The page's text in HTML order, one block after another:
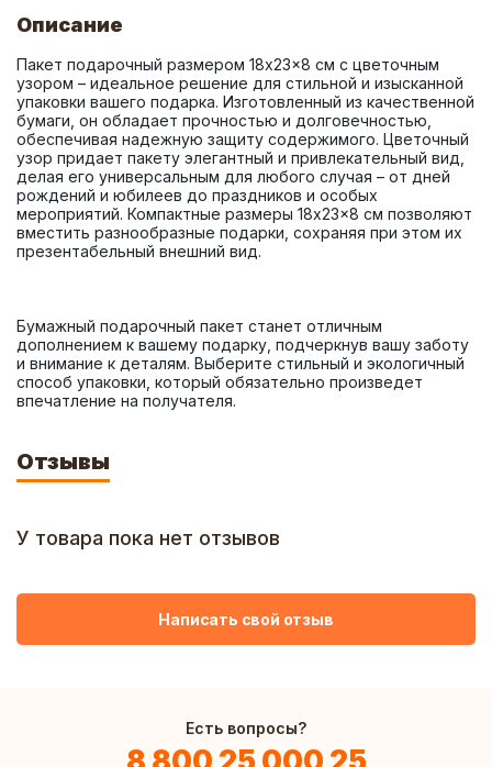
Описание
Пакет подарочный размером 18x23x8 см с цветочным
узором – идеальное решение для стильной и изысканной
упаковки вашего подарка. Изготовленный из качественной
бумаги, он обладает прочностью и долговечностью,
обеспечивая надежную защиту содержимого. Цветочный
узор придает пакету элегантный и привлекательный вид,
делая его универсальным для любого случая – от дней
рождений и юбилеев до праздников и особых
мероприятий. Компактные размеры 18x23x8 см позволяют
вместить разнообразные подарки, сохраняя при этом их
Бумажный подарочный пакет станет отличным
дополнением к вашему подарку, подчеркнув вашу заботу
и внимание к деталям. Выберите стильный и экологичный
способ упаковки, который обязательно произведет
впечатление на получателя.
Отзывы
У товара пока нет отзывов
Написать свой отзыв
Есть вопросы?